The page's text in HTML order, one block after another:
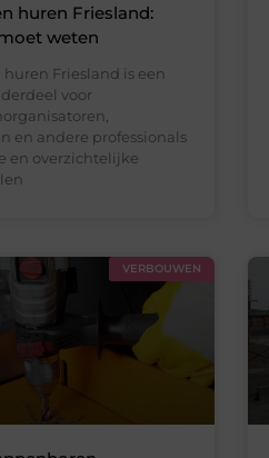
huren Friesland:
weten
Friesland is een
voor
en andere professionals
en overzichtelijke
VERBOUWEN